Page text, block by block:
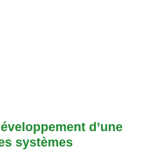
d’une
systèmes